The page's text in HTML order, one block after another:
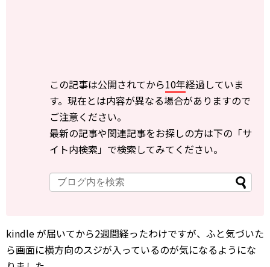
この記事は公開されてから10年経過していま
す。現在とは内容が異なる場合がありますので
ご注意ください。
最新の記事や関連記事をお探しの方は下の「サ
イト内検索」で検索してみてください。
kindle が届いてから2週間経ったわけですが、ふと気づいた
ら画面に横方向のスジが入っているのが気になるようにな